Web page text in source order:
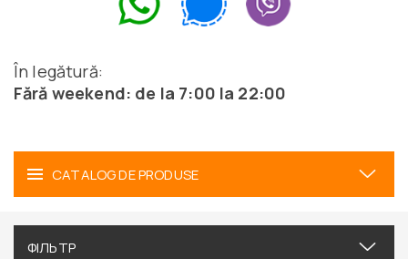
În legătură:
Fără weekend: de la 7:00 la 22:00
CATALOG DE PRODUSE
ФІЛЬТР